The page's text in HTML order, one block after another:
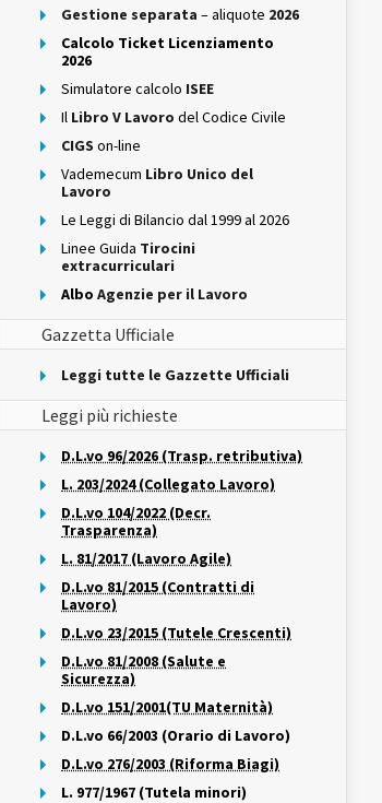
Gestione separata – aliquote 2026
Calcolo Ticket Licenziamento
2026
Simulatore calcolo ISEE
Il Libro V Lavoro del Codice Civile
CIGS on-line
Vademecum Libro Unico del
Lavoro
Le Leggi di Bilancio dal 1999 al 2026
Linee Guida Tirocini
extracurriculari
Albo Agenzie per il Lavoro
Gazzetta Ufficiale
Leggi tutte le Gazzette Ufficiali
Leggi più richieste
D.L.vo 96/2026 (Trasp. retributiva)
L. 203/2024 (Collegato Lavoro)
D.L.vo 104/2022 (Decr.
Trasparenza)
L. 81/2017 (Lavoro Agile)
D.L.vo 81/2015 (Contratti di
Lavoro)
D.L.vo 23/2015 (Tutele Crescenti)
D.L.vo 81/2008 (Salute e
Sicurezza)
D.L.vo 151/2001(TU Maternità)
D.L.vo 66/2003 (Orario di Lavoro)
D.L.vo 276/2003 (Riforma Biagi)
L. 977/1967 (Tutela minori)